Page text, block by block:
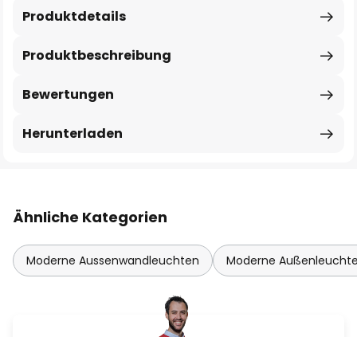
Produktbeschreibung
Produktdetails
Bewertungen
Herunterladen
Ähnliche Kategorien
Moderne Aussenwandleuchten Moderne